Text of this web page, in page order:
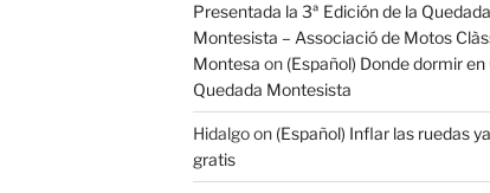
Presentada la 3ª Edición de la Quedada
Montesista – Associació de Motos
Montesa on (Español) Donde dormir en
Quedada Montesista
Hidalgoon (Español) Inflar las ruedas
gratis